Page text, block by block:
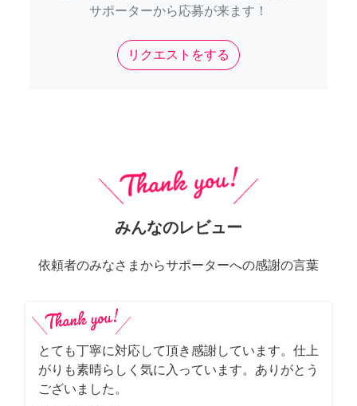
サポーターから応募が来ます！
リクエストをする
みんなのレビュー
依頼者のみなさまからサポーターへの感謝の言葉
とても丁寧に対応して頂き感謝しています。仕上
がりも素晴らしく気に入っています。ありがとう
ございました。